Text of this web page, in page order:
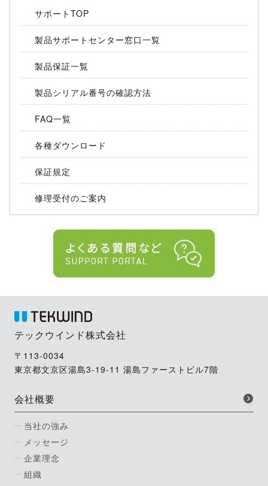
サポートTOP
製品サポートセンター窓口一覧
製品保証一覧
製品シリアル番号の確認方法
FAQ一覧
各種ダウンロード
保証規定
修理受付のご案内
テックウインド株式会社
〒113-0034
東京都文京区湯島3-19-11 湯島ファーストビル7階
会社概要
当社の強み
メッセージ
企業理念
組織